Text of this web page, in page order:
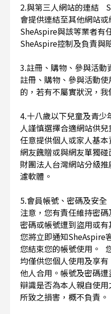
2.與第三人網站的連結
會提供連結至其他網站
SheAspire與該等業者有
SheAspire控制及負責與
3.註冊、購物、參與活
註冊、購物、參與活動
的，若有不屬實狀況，
4.十八歲以下兒童及青
人謹慎選擇合適網站供
任意提供個人或家人基
網友餽贈或與網友單獨
財團法人台灣網站分級
濾軟體。
5.會員帳號、密碼及安
注意，您有責任維持密
密碼或帳號遭到盜用或有
您將立即通知SheAspire
您結束您的帳號使用。
均僅供您個人使用及享
他人合用。帳號及密碼
辯識是否為本人親自使
所致之損害，概不負責。